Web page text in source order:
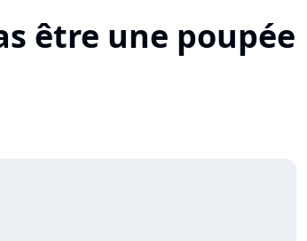
être une poupée